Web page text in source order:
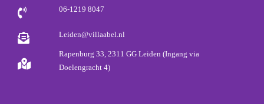
06-1219 8047
Leiden@villaabel.nl
Rapenburg 33, 2311 GG Leiden (Ingang via
Doelengracht 4)